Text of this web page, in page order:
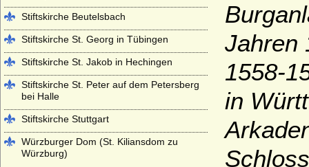
Jahren
1558-
in
Stiftskirche Beutelsbach
Stiftskirche St. Georg in Tübingen
Stiftskirche St. Jakob in Hechingen
Stiftskirche St. Peter auf dem Petersberg
bei Halle
Stiftskirche Stuttgart
Würzburger Dom (St. Kiliansdom zu
Würzburg)